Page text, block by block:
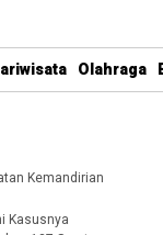
Olahraga
Kemandirian
Kasusnya